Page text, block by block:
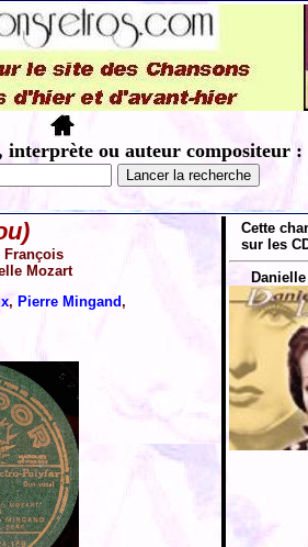
interprète ou auteur compositeur :
François
Mozart
, Pierre Mingand,
Cette
sur les